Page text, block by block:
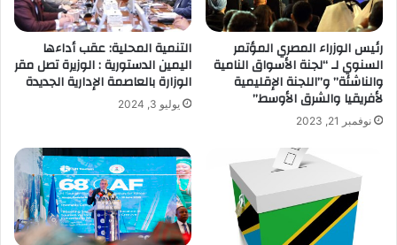
رئيس الوزراء المصري المؤتمر
السنوي لـ “لجنة الأسواق النامية
والناشئة” و”اللجنة الإقليمية
لأفريقيا والشرق الأوسط”
نوفمبر 21, 2023
التنمية المحلية: عقب أداءها
اليمين الدستورية : الوزيرة تصل مقر
الوزارة بالعاصمة الإدارية الجديدة
يوليو 3, 2024